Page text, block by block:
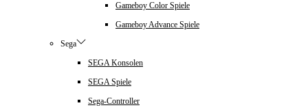
Gameboy Color Spiele
Gameboy Advance Spiele
Sega
SEGA Konsolen
SEGA Spiele
Sega-Controller